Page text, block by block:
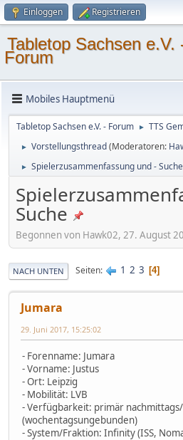
Einloggen Registrieren
Tabletop Sachsen e.V.
Forum
Mobiles Hauptmenü
Tabletop Sachsen e.V. - Forum ► TTS
► Vorstellungsthread(Moderatoren:
► Spielerzusammenfassung und - Suche
Suche
Begonnen von Hawk02, 27. August
NACH UNTEN Seiten 1 2 3 4
Jumara
29. Juni 2017, 15:25:02
- Forenname: Jumara
- Vorname: Justus
- Ort: Leipzig
- Mobilität: LVB
- Verfügbarkeit: primär
(wochentagsungebunden)
- System/Fraktion: Infinity (ISS,